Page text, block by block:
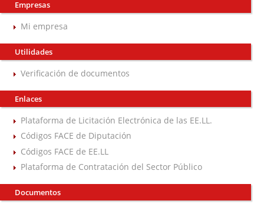
Empresas
Mi empresa
Utilidades
Verificación de documentos
Enlaces
Plataforma de Licitación Electrónica de las EE.LL.
Códigos FACE de Diputación
Códigos FACE de EE.LL
Plataforma de Contratación del Sector Público
Documentos